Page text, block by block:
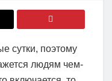
сутки, поэтому
людям чем-